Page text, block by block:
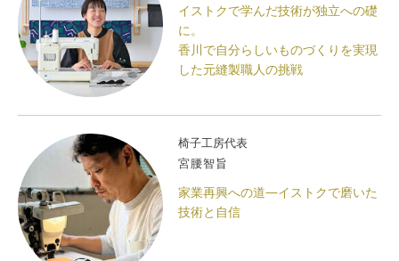
イストクで学んだ技術が独立への礎
に。
香川で自分らしいものづくりを実現
した元縫製職人の挑戦
椅子工房代表
宮腰智旨
家業再興への道―イストクで磨いた
技術と自信